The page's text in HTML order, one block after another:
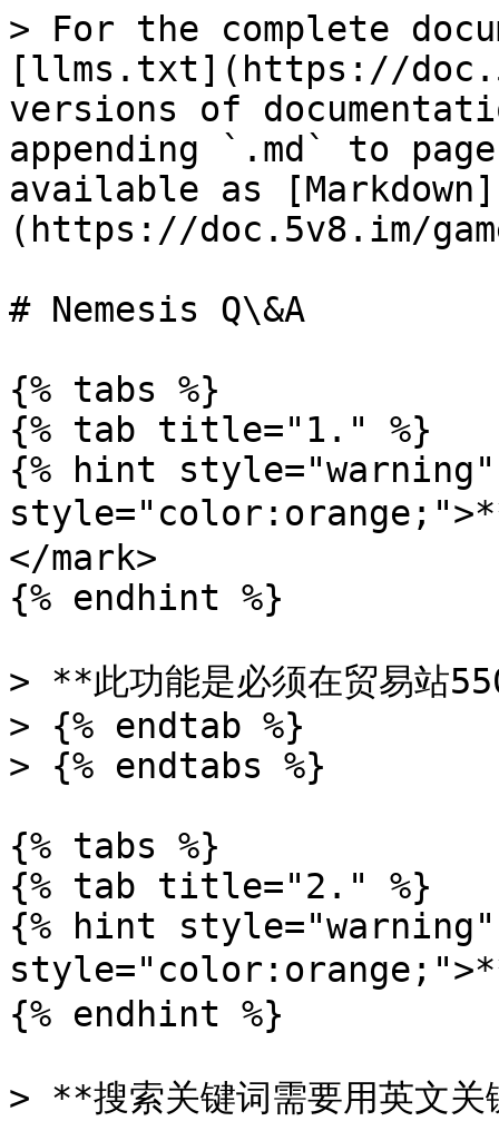
> For the complete
[llms.txt](https://
versions of
appending `.md` to
available as [Markdown]
(https://doc.5v8.im/
# Nemesis Q\&A
{% tabs %}
{% tab title="1." %}
{% hint style="warning"
style="color:orange;">**
</mark>
{% endhint %}
> **此功能是必须在贸易站
> {% endtab %}
> {% endtabs %}
{% tabs %}
{% tab title="2." %}
{% hint style="warning"
style="color:orange;">**
{% endhint %}
> **搜索关键词需要用英文